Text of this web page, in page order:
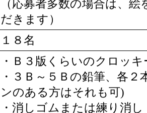
（応募者多数の場合は、
だきます）
１８名
・Ｂ３版くらいのクロッキ
・３Ｂ～５Ｂの鉛筆、各
ンのある方はそれも可)
・消しゴムまたは練り消し